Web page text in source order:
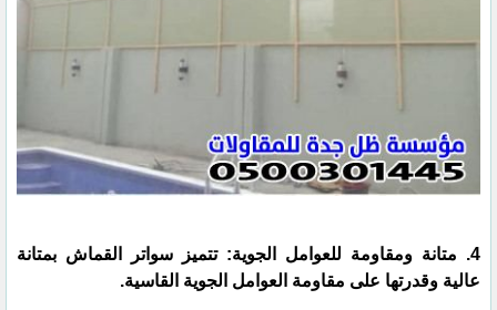
4. متانة ومقاومة للعوامل الجوية: تتميز سواتر القماش بمتانة
عالية وقدرتها على مقاومة العوامل الجوية القاسية.